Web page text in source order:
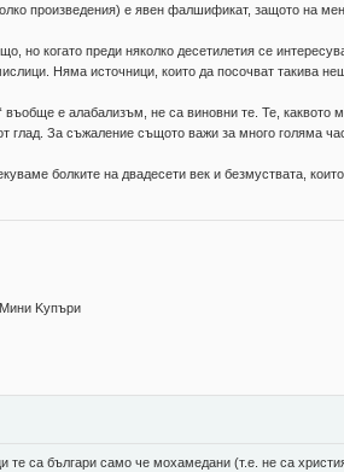
произведения) е явен фалшификат, защото на
но когато преди няколко десетилетия се
Няма источници, които да посочват такива
е алабализъм, не са виновни те. Те, каквото
глад. За съжаление същото важи за много голяма
болките на двадесети век и безмуствата, които
Kупъри
те са българи само че мохамедани (т.е. не са